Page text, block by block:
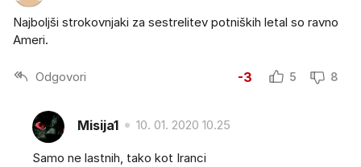
Najboljši strokovnjaki za sestrelitev potniških letal so ravno
Ameri.
Odgovori -3 5 8
Misija1 10. 01. 2020 10.25
Samo ne lastnih, tako kot Iranci